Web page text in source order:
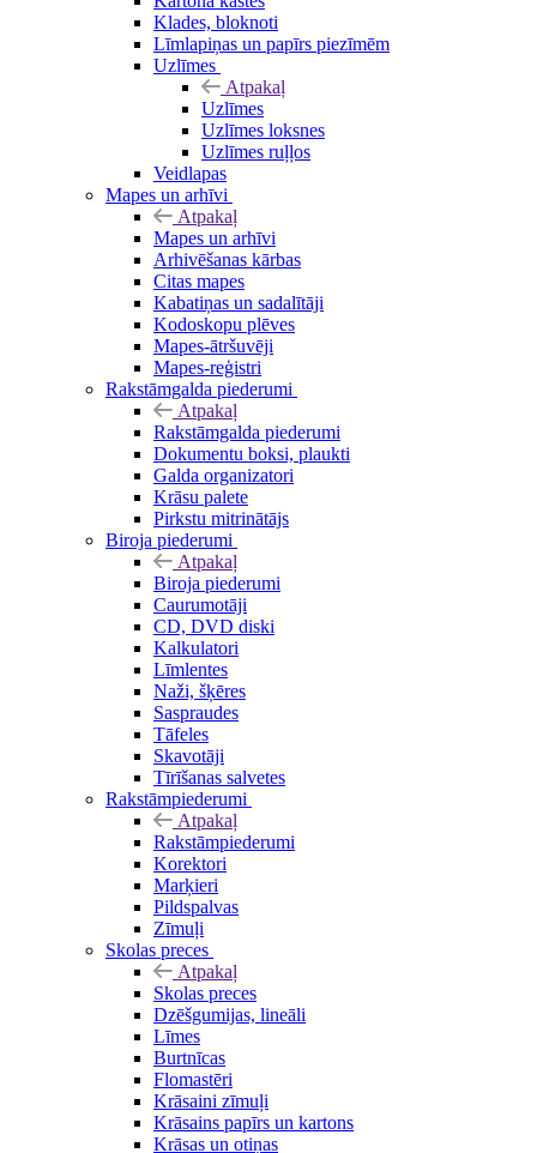
Klades, bloknoti
Līmlapiņas un papīrs piezīmēm
Uzlīmes
Atpakaļ
Uzlīmes
Uzlīmes loksnes
Uzlīmes ruļļos
Veidlapas
Mapes un arhīvi
Atpakaļ
Mapes un arhīvi
Arhivēšanas kārbas
Citas mapes
Kabatiņas un sadalītāji
Kodoskopu plēves
Mapes-ātršuvēji
Mapes-reģistri
Rakstāmgalda piederumi
Atpakaļ
Rakstāmgalda piederumi
Dokumentu boksi, plaukti
Galda organizatori
Krāsu palete
Pirkstu mitrinātājs
Biroja piederumi
Atpakaļ
Biroja piederumi
Caurumotāji
CD, DVD diski
Kalkulatori
Līmlentes
Naži, šķēres
Saspraudes
Tāfeles
Skavotāji
Tīrīšanas salvetes
Rakstāmpiederumi
Atpakaļ
Rakstāmpiederumi
Korektori
Marķieri
Pildspalvas
Zīmuļi
Skolas preces
Atpakaļ
Skolas preces
Dzēšgumijas, lineāli
Līmes
Burtnīcas
Flomastēri
Krāsaini zīmuļi
Krāsains papīrs un kartons
Krāsas un otiņas